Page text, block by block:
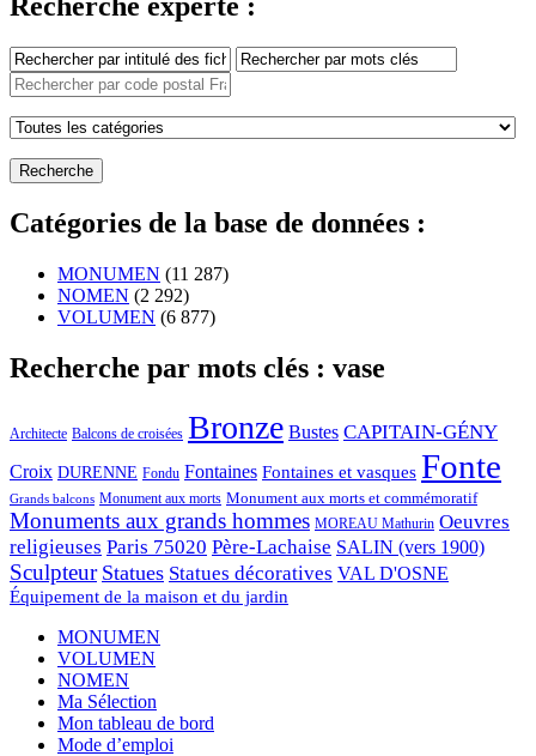
Catégories de la base de données :
MONUMEN (11 287)
NOMEN (2 292)
VOLUMEN (6 877)
Recherche par mots clés : vase
Architecte Balcons de croisées Bronze Bustes CAPITAIN-GÉNY
Croix DURENNE Fondu Fontaines Fontaines et vasques Fonte
Grands balcons Monument aux morts Monument aux morts et commémoratif
Monuments aux grands hommes MOREAU Mathurin Oeuvres
religieuses Paris 75020 Père-Lachaise SALIN (vers 1900)
Sculpteur Statues Statues décoratives VAL D'OSNE
Équipement de la maison et du jardin
MONUMEN
VOLUMEN
NOMEN
Ma Sélection
Mon tableau de bord
Mode d’emploi